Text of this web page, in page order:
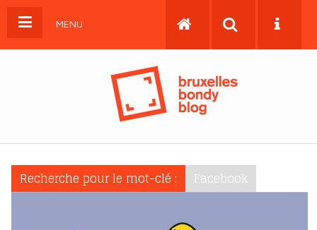
MENU
Recherche pour le mot-clé : Facebook